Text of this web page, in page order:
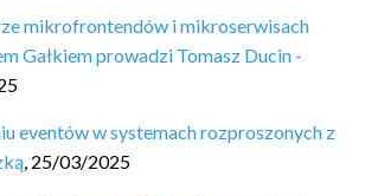
mikrofrontendów i mikroserwisach
Gałkiem prowadzi Tomasz Ducin -
eventów w systemach rozproszonych z
, 25/03/2025